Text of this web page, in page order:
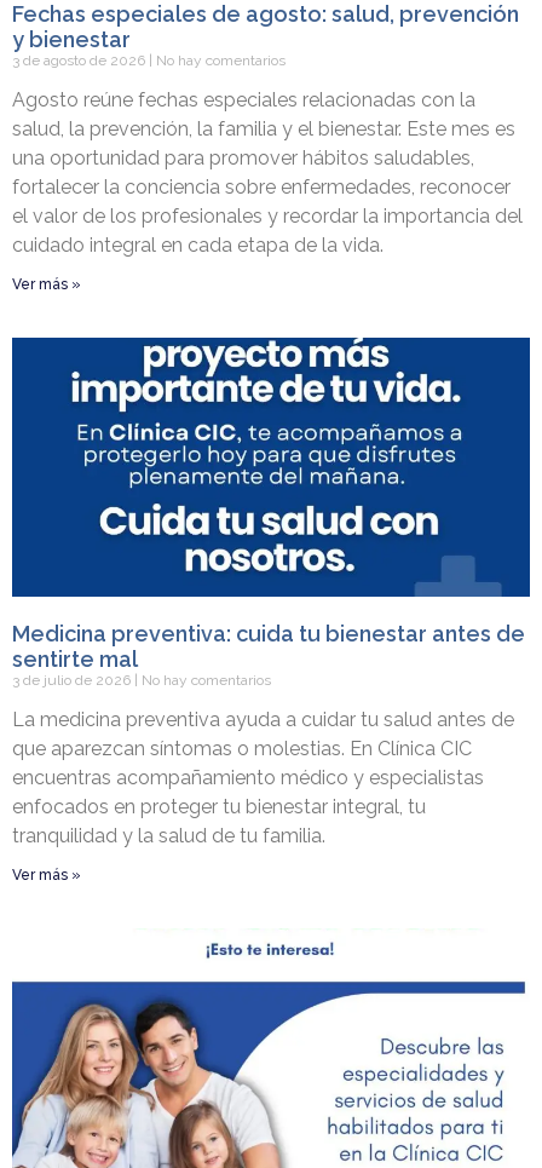
Fechas especiales de agosto: salud, prevención
y bienestar
3 de agosto de 2026 No hay comentarios
Agosto reúne fechas especiales relacionadas con la
salud, la prevención, la familia y el bienestar. Este mes es
una oportunidad para promover hábitos saludables,
fortalecer la conciencia sobre enfermedades, reconocer
el valor de los profesionales y recordar la importancia del
cuidado integral en cada etapa de la vida.
Ver más »
Medicina preventiva: cuida tu bienestar antes de
sentirte mal
3 de julio de 2026 No hay comentarios
La medicina preventiva ayuda a cuidar tu salud antes de
que aparezcan síntomas o molestias. En Clínica CIC
encuentras acompañamiento médico y especialistas
enfocados en proteger tu bienestar integral, tu
tranquilidad y la salud de tu familia.
Ver más »